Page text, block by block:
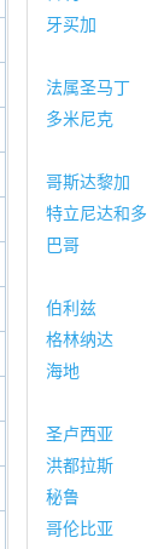
牙买加
法属圣马丁
多米尼克
哥斯达黎加
特立尼达和多
巴哥
伯利兹
格林纳达
海地
圣卢西亚
洪都拉斯
秘鲁
哥伦比亚